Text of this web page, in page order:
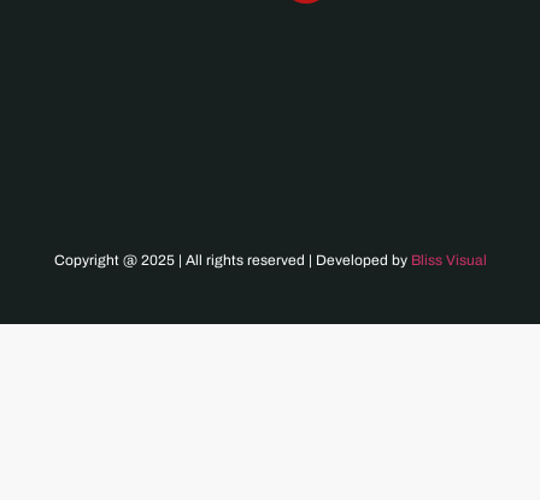
Copyright @ 2025 | All rights reserved | Developed by Bliss Visual